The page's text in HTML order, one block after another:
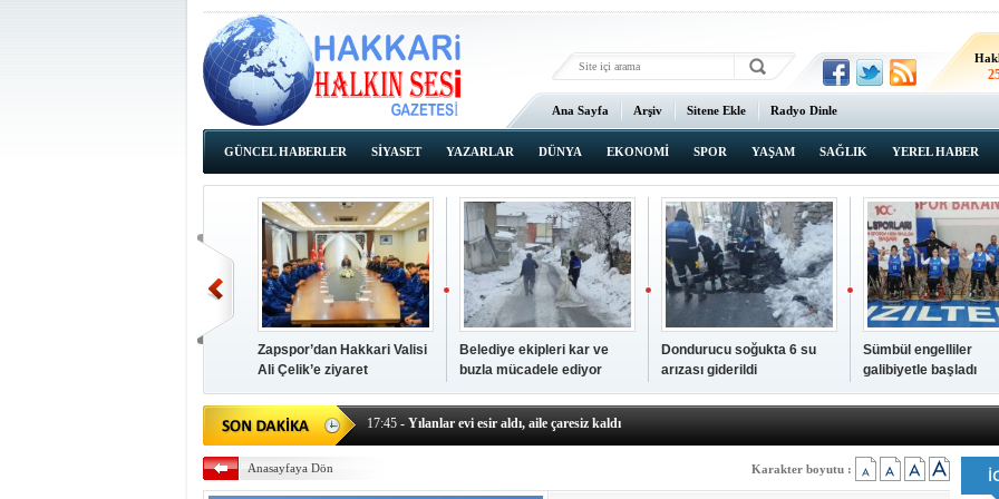
Ana Sayfa Arşiv Sitene Ekle Radyo Dinle
GÜNCEL HABERLER SİYASET YAZARLAR DÜNYA EKONOMİ SPOR YAŞAM SAĞLIK YEREL HABER
Zapspor’dan Hakkari Valisi
Ali Çelik’e ziyaret
Belediye ekipleri kar ve
buzla mücadele ediyor
Dondurucu soğukta 6 su
arızası giderildi
Sümbül engelliler
galibiyetle başladı
17:45 - Yılanlar evi esir aldı, aile çaresiz kaldı
17:43- Hakkari Cumhuriyet Başsavcısı Ufuk Turan görevine başladı
17:37- Başkan Büyüksu: Gençlerimiz için geleceğe yatırım yapıyoruz
Anasayfaya Dön Karakter boyutu :